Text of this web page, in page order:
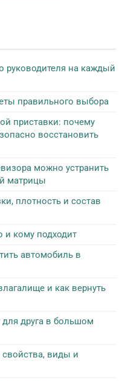
руководителя на каждый
правильного выбора
приставки: почему
восстановить
можно устранить
матрицы
плотность и состав
и кому подходит
автомобиль в
и как вернуть
для друга в большом
виды и